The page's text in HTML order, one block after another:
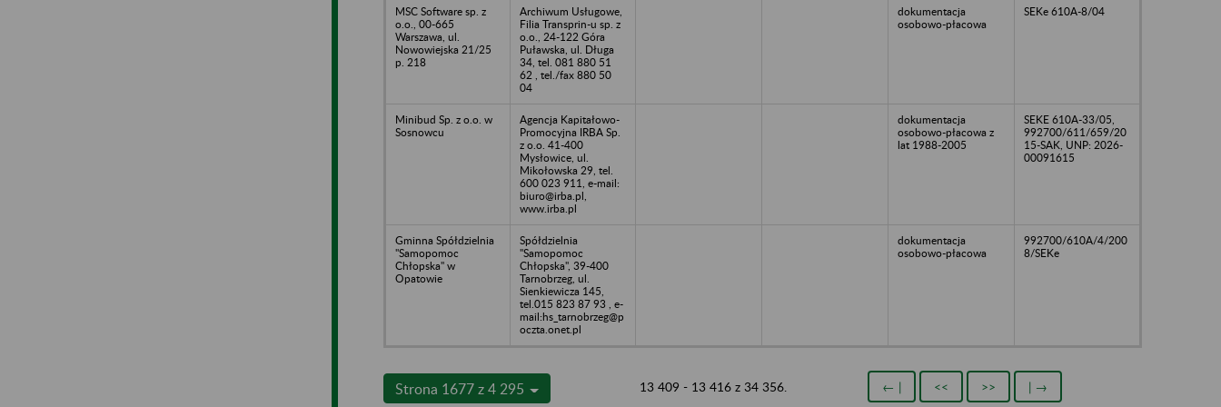
MSC Software sp. z
o.o., 00-665
Warszawa, ul.
Nowowiejska 21/25
p. 218
Archiwum Usługowe,
Filia Transprin-u sp. z
o.o., 24-122 Góra
Puławska, ul. Długa
34, tel. 081 880 51
62 , tel./fax 880 50
04
dokumentacja
osobowo-płacowa
SEKe 610A-8/04
Minibud Sp. z o.o. w
Sosnowcu
Agencja Kapitałowo-
Promocyjna IRBA Sp.
z o.o. 41-400
Mysłowice, ul.
Mikołowska 29, tel.
600 023 911, e-mail:
biuro@irba.pl,
www.irba.pl
dokumentacja
osobowo-płacowa z
lat 1988-2005
SEKE 610A-33/05,
992700/611/659/20
15-SAK, UNP: 2026-
00091615
Gminna Spółdzielnia
"Samopomoc
Chłopska" w
Opatowie
Spółdzielnia
"Samopomoc
Chłopska", 39-400
Tarnobrzeg, ul.
Sienkiewicza 145,
tel.015 823 87 93 , e-
mail:hs_tarnobrzeg@p
oczta.onet.pl
dokumentacja
osobowo-płacowa
992700/610A/4/200
8/SEKe
Strona 1677 z 4 295 13 409 - 13 416 z 34 356. ← | << >> | →